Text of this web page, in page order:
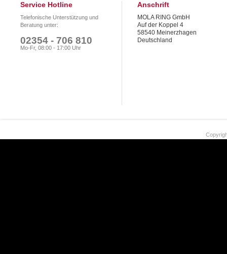
Service Hotline
Telefonische Unterstützung und
Beratung unter:
02354 - 706 810
Mo-Fr, 08:00 - 17:00 Uhr
Anschrift
MOLA RING GmbH
Auf der Koppel 4
58540 Meinerzhagen
Deutschland